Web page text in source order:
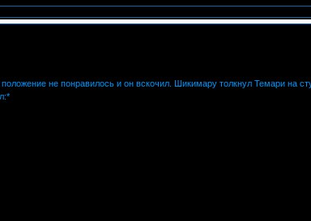
не понравилось и он вскочил. Шикимару толкнул Темари на